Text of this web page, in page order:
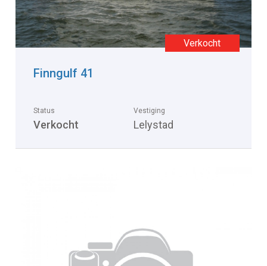
Finngulf 41
Status
Verkocht
Vestiging
Lelystad